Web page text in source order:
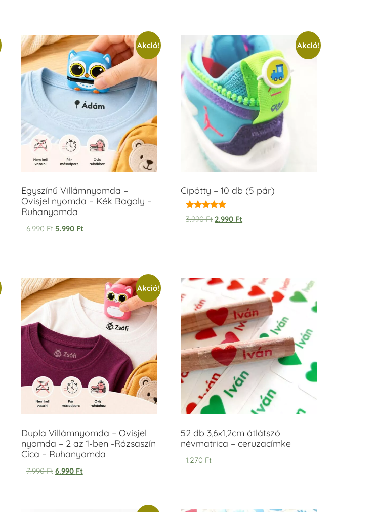
Akció!
Egyszínű Villámnyomda –
Ovisjel nyomda – Kék Bagoly –
Ruhanyomda
6.990Ft 5.990 Ft
Akció!
Cipötty – 10 db (5 pár)
Értékelés:
5.00
3.990Ft 2.990 Ft
Akció!
Dupla Villámnyomda – Ovisjel
nyomda – 2 az 1-ben -Rózsaszín
Cica – Ruhanyomda
7.990Ft 6.990 Ft
52 db 3,6×1,2cm átlátszó
névmatrica – ceruzacímke
1.270 Ft